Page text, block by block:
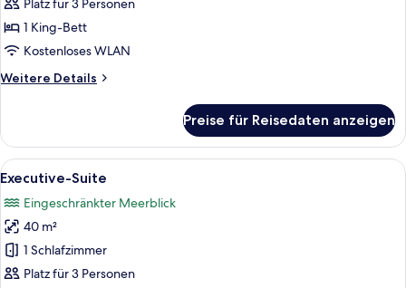
1
Schlafzimmer,
Poolzugang
Platz für 3 Personen
1 King-Bett
Kostenloses WLAN
Weitere Details
Weitere
1
Schlafzimmer,
Poolzugang
Preise für Reisedaten anzeigen
Alle
Fotos
für
Executive-
Suite
anzeigen
Ein modernes Wohnzimmer mit
6
Executive-Suite
Eingeschränkter Meerblick
40 m²
1 Schlafzimmer
Platz für 3 Personen